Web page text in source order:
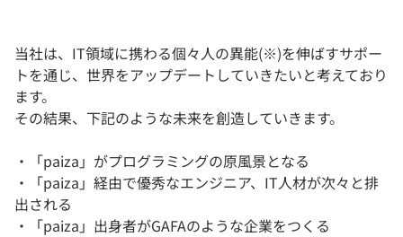
当社は、IT領域に携わる個々人の異能(※)を伸ばすサポー
トを通じ、世界をアップデートしていきたいと考えており
ます。
その結果、下記のような未来を創造していきます。
・「paiza」がプログラミングの原風景となる
・「paiza」経由で優秀なエンジニア、IT人材が次々と排
出される
・「paiza」出身者がGAFAのような企業をつくる